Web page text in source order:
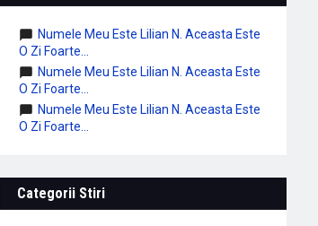
Numele Meu Este Lilian N. Aceasta Este
O Zi Foarte...
Numele Meu Este Lilian N. Aceasta Este
O Zi Foarte...
Numele Meu Este Lilian N. Aceasta Este
O Zi Foarte...
Categorii Stiri